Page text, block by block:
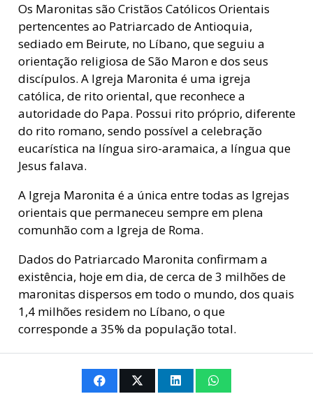
Os Maronitas são Cristãos Católicos Orientais
pertencentes ao Patriarcado de Antioquia,
sediado em Beirute, no Líbano, que seguiu a
orientação religiosa de São Maron e dos seus
discípulos. A Igreja Maronita é uma igreja
católica, de rito oriental, que reconhece a
autoridade do Papa. Possui rito próprio, diferente
do rito romano, sendo possível a celebração
eucarística na língua siro-aramaica, a língua que
Jesus falava.
A Igreja Maronita é a única entre todas as Igrejas
orientais que permaneceu sempre em plena
comunhão com a Igreja de Roma.
Dados do Patriarcado Maronita confirmam a
existência, hoje em dia, de cerca de 3 milhões de
maronitas dispersos em todo o mundo, dos quais
1,4 milhões residem no Líbano, o que
corresponde a 35% da população total.